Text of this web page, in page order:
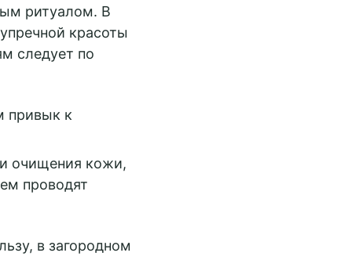
ритуалом. В
красоты
следует по
привык к
очищения кожи,
проводят
в загородном